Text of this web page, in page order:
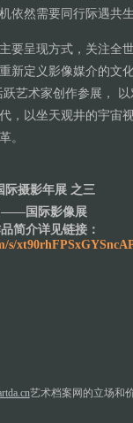
依然需要同行际遇共
要呈现方式，关注全
新定义影像媒介的文
艺术家创作参展，
，以坐天观井的宇宙
。
际摄影年展 之三
——国际影像展
简介详见链接：
s/
艺术档案网的立场和